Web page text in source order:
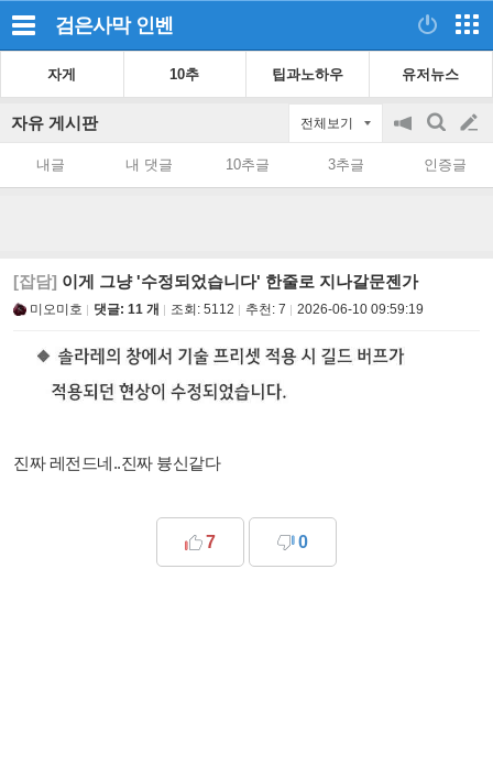
검은사막 인벤
자게 10추 팁과노하우 유저뉴스
자유 게시판 전체보기
공
on/off
검
색
글
쓰
내글 내 댓글 10추글 3추글 인증글
[잡담] 이게 그냥 '수정되었습니다' 한줄로 지나갈문젠가
미오미호 댓글: 11 개 조회: 5112 추천: 7 2026-06-10 09:59:19
진짜 레전드네..진짜 븅신같다
7 0